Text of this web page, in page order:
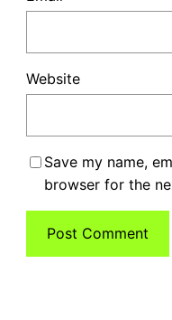
Website
Save my name,
browser for the